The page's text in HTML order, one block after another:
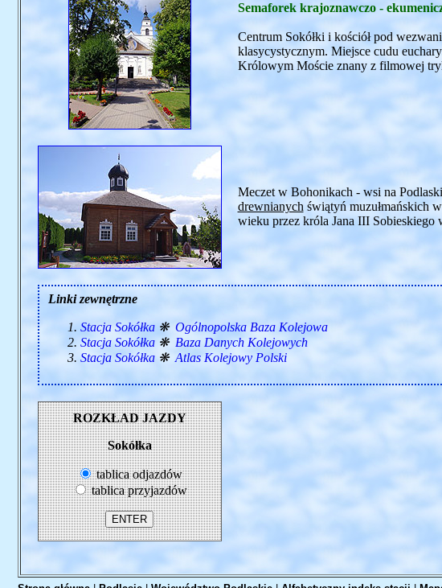
Semaforek krajoznawczo -
Centrum Sokółki i kościół pod
klasycystycznym. Miejsce cudu
Królowym Moście znany z filmowej
Meczet w Bohonikach - wsi na
drewnianych świątyń muzułmańskich
wieku przez króla Jana III Sobieskiego
Linki zewnętrzne
Stacja Sokółka❋ Ogólnopolska Baza Kolejowa
Stacja Sokółka❋ Baza Danych Kolejowych
Stacja Sokółka❋ Atlas Kolejowy Polski
ROZKŁAD JAZDY
Sokółka
tablica odjazdów
tablica przyjazdów